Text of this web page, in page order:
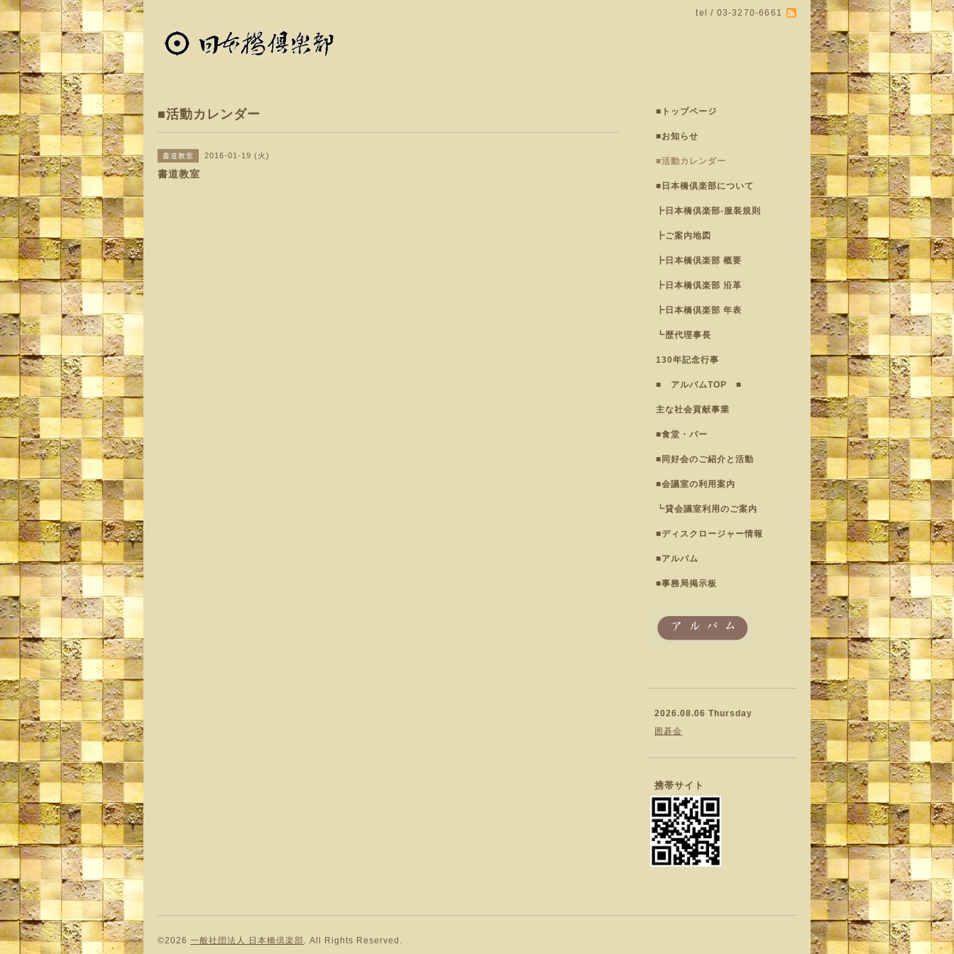
tel / 03-3270-6661
■活動カレンダー
書道教室 2016-01-19 (火)
書道教室
■トップページ
■お知らせ
■活動カレンダー
■日本橋倶楽部について
┣日本橋倶楽部-服装規則
┣ご案内地図
┣日本橋倶楽部 概要
┣日本橋倶楽部 沿革
┣日本橋倶楽部 年表
┗歴代理事長
130年記念行事
■ アルバムTOP ■
主な社会貢献事業
■食堂・バー
■同好会のご紹介と活動
■会議室の利用案内
┗貸会議室利用のご案内
■ディスクロージャー情報
■アルバム
■事務局掲示板
2026.08.06 Thursday
囲碁会
携帯サイト
©2026 一般社団法人 日本橋倶楽部. All Rights Reserved.